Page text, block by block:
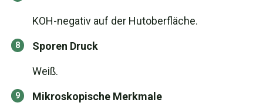
KOH-negativ auf der Hutoberfläche.
Sporen Druck
Weiß.
Mikroskopische Merkmale